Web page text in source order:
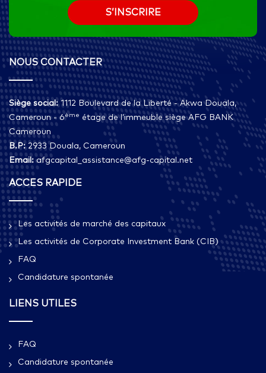
NOUS CONTACTER
Siège social:1112 Boulevard de la Liberté - Akwa Douala,
Cameroun - 6ème étage de l’immeuble siège AFG BANK
Cameroun
B.P:2933 Douala, Cameroun
Email: afgcapital_assistance@afg-capital.net
ACCES RAPIDE
Les activités de marché des capitaux
Les activités de Corporate Investment Bank (CIB)
FAQ
Candidature spontanée
LIENS UTILES
FAQ
Candidature spontanée